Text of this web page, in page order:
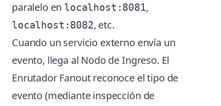
paralelo en localhost:8081,
localhost:8082, etc.
Cuando un servicio externo envía un
evento, llega al Nodo de Ingreso. El
Enrutador Fanout reconoce el tipo de
evento (mediante inspección de